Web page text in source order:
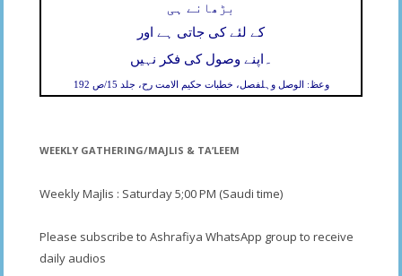
بڑھانے ہی
کے لئے کی جاتی ہے اور
اپنے وصول کی فکر نہیں ۔
وعظ: الوصل وہلفصل، خطبات حکیم الامت رح، جلد 15/ص 192
WEEKLY GATHERING/MAJLIS & TA’LEEM
Weekly Majlis : Saturday 5;00 PM (Saudi time)
Please subscribe to Ashrafiya WhatsApp group to receive
daily audios